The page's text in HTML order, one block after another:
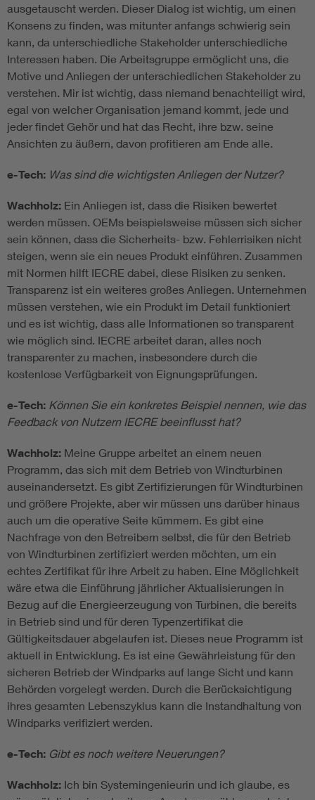
ausgetauscht werden. Dieser Dialog ist wichtig, um einen
Konsens zu finden, was mitunter anfangs schwierig sein
kann, da unterschiedliche Stakeholder unterschiedliche
Interessen haben. Die Arbeitsgruppe ermöglicht uns, die
Motive und Anliegen der unterschiedlichen Stakeholder zu
verstehen. Mir ist wichtig, dass niemand benachteiligt wird,
egal von welcher Organisation jemand kommt, jede und
jeder findet Gehör und hat das Recht, ihre bzw. seine
Ansichten zu äußern, davon profitieren am Ende alle.
e-Tech: Was sind die wichtigsten Anliegen der Nutzer?
Wachholz: Ein Anliegen ist, dass die Risiken bewertet
werden müssen. OEMs beispielsweise müssen sich sicher
sein können, dass die Sicherheits- bzw. Fehlerrisiken nicht
steigen, wenn sie ein neues Produkt einführen. Zusammen
mit Normen hilft IECRE dabei, diese Risiken zu senken.
Transparenz ist ein weiteres großes Anliegen. Unternehmen
müssen verstehen, wie ein Produkt im Detail funktioniert
und es ist wichtig, dass alle Informationen so transparent
wie möglich sind. IECRE arbeitet daran, alles noch
transparenter zu machen, insbesondere durch die
kostenlose Verfügbarkeit von Eignungsprüfungen.
e-Tech: Können Sie ein konkretes Beispiel nennen, wie das
Feedback von Nutzern IECRE beeinflusst hat?
Wachholz: Meine Gruppe arbeitet an einem neuen
Programm, das sich mit dem Betrieb von Windturbinen
auseinandersetzt. Es gibt Zertifizierungen für Windturbinen
und größere Projekte, aber wir müssen uns darüber hinaus
auch um die operative Seite kümmern. Es gibt eine
Nachfrage von den Betreibern selbst, die für den Betrieb
von Windturbinen zertifiziert werden möchten, um ein
echtes Zertifikat für ihre Arbeit zu haben. Eine Möglichkeit
wäre etwa die Einführung jährlicher Aktualisierungen in
Bezug auf die Energieerzeugung von Turbinen, die bereits
in Betrieb sind und für deren Typenzertifikat die
Gültigkeitsdauer abgelaufen ist. Dieses neue Programm ist
aktuell in Entwicklung. Es ist eine Gewährleistung für den
sicheren Betrieb der Windparks auf lange Sicht und kann
Behörden vorgelegt werden. Durch die Berücksichtigung
ihres gesamten Lebenszyklus kann die Instandhaltung von
Windparks verifiziert werden.
e-Tech: Gibt es noch weitere Neuerungen?
Wachholz: Ich bin Systemingenieurin und ich glaube, es